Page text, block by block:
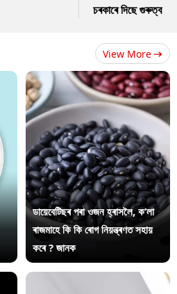
চৰকাৰে দিছে গুৰুত্ব
View More
ডায়েবেটিছৰ পৰা ওজন হ্ৰাসলৈ, ক’লা
ৰাজমাহে কি কি ৰোগ নিয়ন্ত্ৰণত সহায়
কৰে ? জানক